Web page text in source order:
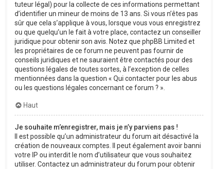
tuteur légal) pour la collecte de ces informations permettant
d’identifier un mineur de moins de 13 ans. Si vous n’êtes pas
sûr que cela s’applique à vous, lorsque vous vous enregistrez
ou que quelqu’un le fait à votre place, contactez un conseiller
juridique pour obtenir son avis. Notez que phpBB Limited et
les propriétaires de ce forum ne peuvent pas fournir de
conseils juridiques et ne sauraient être contactés pour des
questions légales de toutes sortes, à l’exception de celles
mentionnées dans la question « Qui contacter pour les abus
ou les questions légales concernant ce forum ? ».
Haut
Je souhaite m’enregistrer, mais je n’y parviens pas !
Il est possible qu’un administrateur du forum ait désactivé la
création de nouveaux comptes. Il peut également avoir banni
votre IP ou interdit le nom d’utilisateur que vous souhaitez
utiliser. Contactez un administrateur du forum pour obtenir